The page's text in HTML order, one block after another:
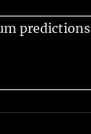
predictions